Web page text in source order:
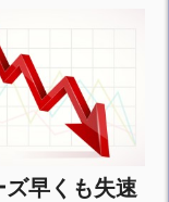
ズ早くも失速